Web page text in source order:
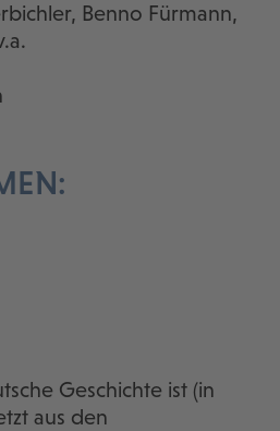
Benno Fürmann,
Geschichte ist (in
aus den